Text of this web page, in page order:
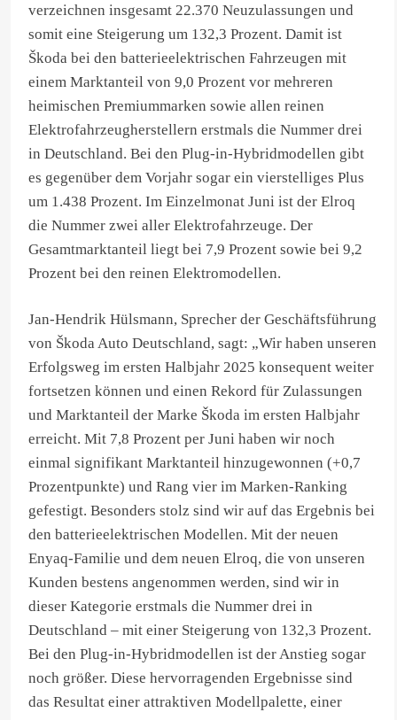
verzeichnen insgesamt 22.370 Neuzulassungen und
somit eine Steigerung um 132,3 Prozent. Damit ist
Škoda bei den batterieelektrischen Fahrzeugen mit
einem Marktanteil von 9,0 Prozent vor mehreren
heimischen Premiummarken sowie allen reinen
Elektrofahrzeugherstellern erstmals die Nummer drei
in Deutschland. Bei den Plug-in-Hybridmodellen gibt
es gegenüber dem Vorjahr sogar ein vierstelliges Plus
um 1.438 Prozent. Im Einzelmonat Juni ist der Elroq
die Nummer zwei aller Elektrofahrzeuge. Der
Gesamtmarktanteil liegt bei 7,9 Prozent sowie bei 9,2
Prozent bei den reinen Elektromodellen.
Jan-Hendrik Hülsmann, Sprecher der Geschäftsführung
von Škoda Auto Deutschland, sagt: „Wir haben unseren
Erfolgsweg im ersten Halbjahr 2025 konsequent weiter
fortsetzen können und einen Rekord für Zulassungen
und Marktanteil der Marke Škoda im ersten Halbjahr
erreicht. Mit 7,8 Prozent per Juni haben wir noch
einmal signifikant Marktanteil hinzugewonnen (+0,7
Prozentpunkte) und Rang vier im Marken-Ranking
gefestigt. Besonders stolz sind wir auf das Ergebnis bei
den batterieelektrischen Modellen. Mit der neuen
Enyaq-Familie und dem neuen Elroq, die von unseren
Kunden bestens angenommen werden, sind wir in
dieser Kategorie erstmals die Nummer drei in
Deutschland – mit einer Steigerung von 132,3 Prozent.
Bei den Plug-in-Hybridmodellen ist der Anstieg sogar
noch größer. Diese hervorragenden Ergebnisse sind
das Resultat einer attraktiven Modellpalette, einer